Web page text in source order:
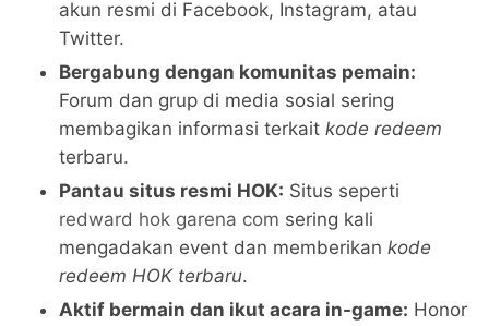
akun resmi di Facebook, Instagram, atau
Twitter.
Bergabung dengan komunitas pemain:
Forum dan grup di media sosial sering
membagikan informasi terkaitkode redeem
terbaru.
Pantau situs resmi HOK: Situs seperti
redward hok garena com sering kali
mengadakan event dan memberikankode
redeem HOK terbaru.
Aktif bermain dan ikut acara in-game: Honor